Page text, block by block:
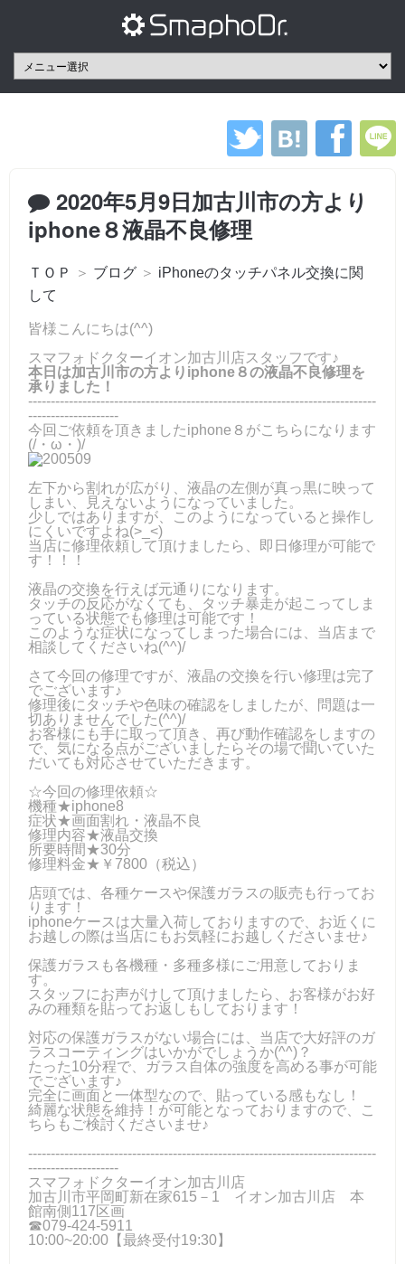
2020年5月9日加古川市の方より
iphone８液晶不良修理
ＴＯＰ ＞ ブログ ＞ iPhoneのタッチパネル交換に関
して
皆様こんにちは(^^)
スマフォドクターイオン加古川店スタッフです♪
本日は加古川市の方よりiphone８の液晶不良修理を
承りました！
-----------------------------------------------------------------------------
--------------------
今回ご依頼を頂きましたiphone８がこちらになります
(/・ω・)/
左下から割れが広がり、液晶の左側が真っ黒に映って
しまい、見えないようになっていました。
少しではありますが、このようになっていると操作し
にくいですよね(>_<)
当店に修理依頼して頂けましたら、即日修理が可能で
す！！！
液晶の交換を行えば元通りになります。
タッチの反応がなくても、タッチ暴走が起こってしま
っている状態でも修理は可能です！
このような症状になってしまった場合には、当店まで
相談してくださいね(^^)/
さて今回の修理ですが、液晶の交換を行い修理は完了
でございます♪
修理後にタッチや色味の確認をしましたが、問題は一
切ありませんでした(^^)/
お客様にも手に取って頂き、再び動作確認をしますの
で、気になる点がございましたらその場で聞いていた
だいても対応させていただきます。
☆今回の修理依頼☆
機種★iphone8
症状★画面割れ・液晶不良
修理内容★液晶交換
所要時間★30分
修理料金★￥7800（税込）
店頭では、各種ケースや保護ガラスの販売も行ってお
ります！
iphoneケースは大量入荷しておりますので、お近くに
お越しの際は当店にもお気軽にお越しくださいませ♪
保護ガラスも各機種・多種多様にご用意しておりま
す。
スタッフにお声がけして頂けましたら、お客様がお好
みの種類を貼ってお返しもしております！
対応の保護ガラスがない場合には、当店で大好評のガ
ラスコーティングはいかがでしょうか(^^)？
たった10分程で、ガラス自体の強度を高める事が可能
でございます♪
完全に画面と一体型なので、貼っている感もなし！
綺麗な状態を維持！が可能となっておりますので、こ
ちらもご検討くださいませ♪
-----------------------------------------------------------------------------
--------------------
スマフォドクターイオン加古川店
加古川市平岡町新在家615－1 イオン加古川店 本
館南側117区画
☎079-424-5911
10:00~20:00【最終受付19:30】